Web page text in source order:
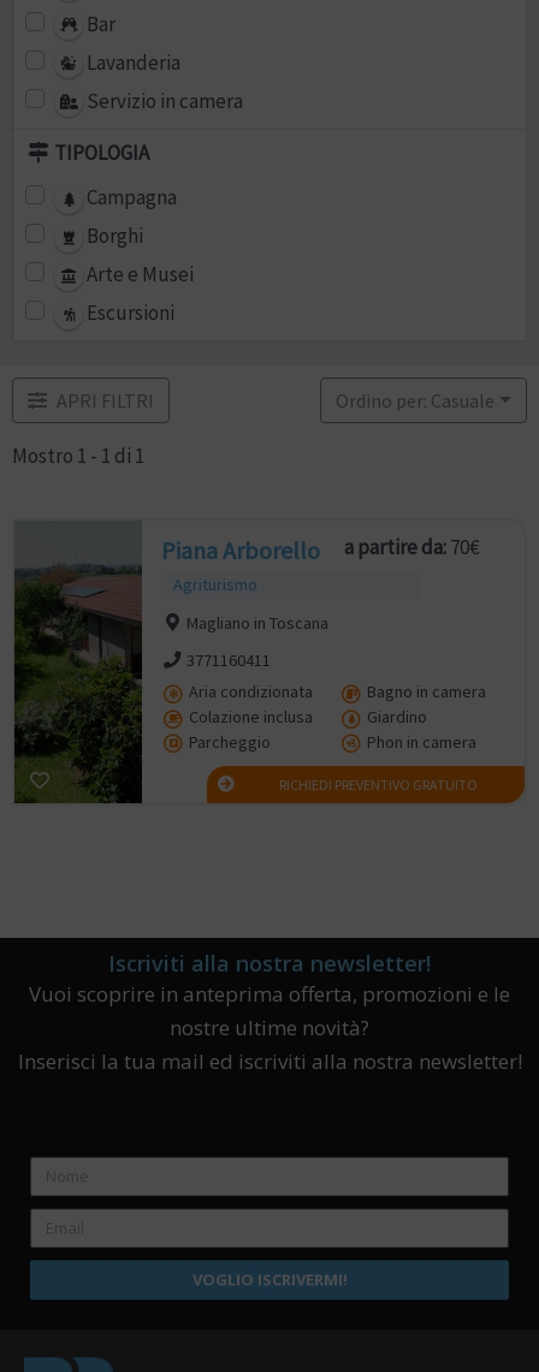
Bar
Lavanderia
Servizio in camera
TIPOLOGIA
Campagna
Borghi
Arte e Musei
Escursioni
APRI FILTRI
Mostro 1 - 1 di 1
Ordino per: Casuale
Piana Arborello
Agriturismo
a partire da:70€
Magliano in Toscana
3771160411
Aria condizionata
Bagno in camera
Colazione inclusa
Giardino
Parcheggio
Phon in camera
RICHIEDI PREVENTIVO GRATUITO
Iscriviti alla nostra newsletter!
Vuoi scoprire in anteprima offerta, promozioni e le
nostre ultime novità?
Inserisci la tua mail ed iscriviti alla nostra newsletter!
VOGLIO ISCRIVERMI!